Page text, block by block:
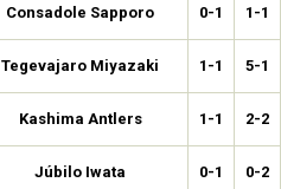
Consadole Sapporo 0-1 1-1
Tegevajaro Miyazaki 1-1 5-1
Kashima Antlers 1-1 2-2
Júbilo Iwata 0-1 0-2